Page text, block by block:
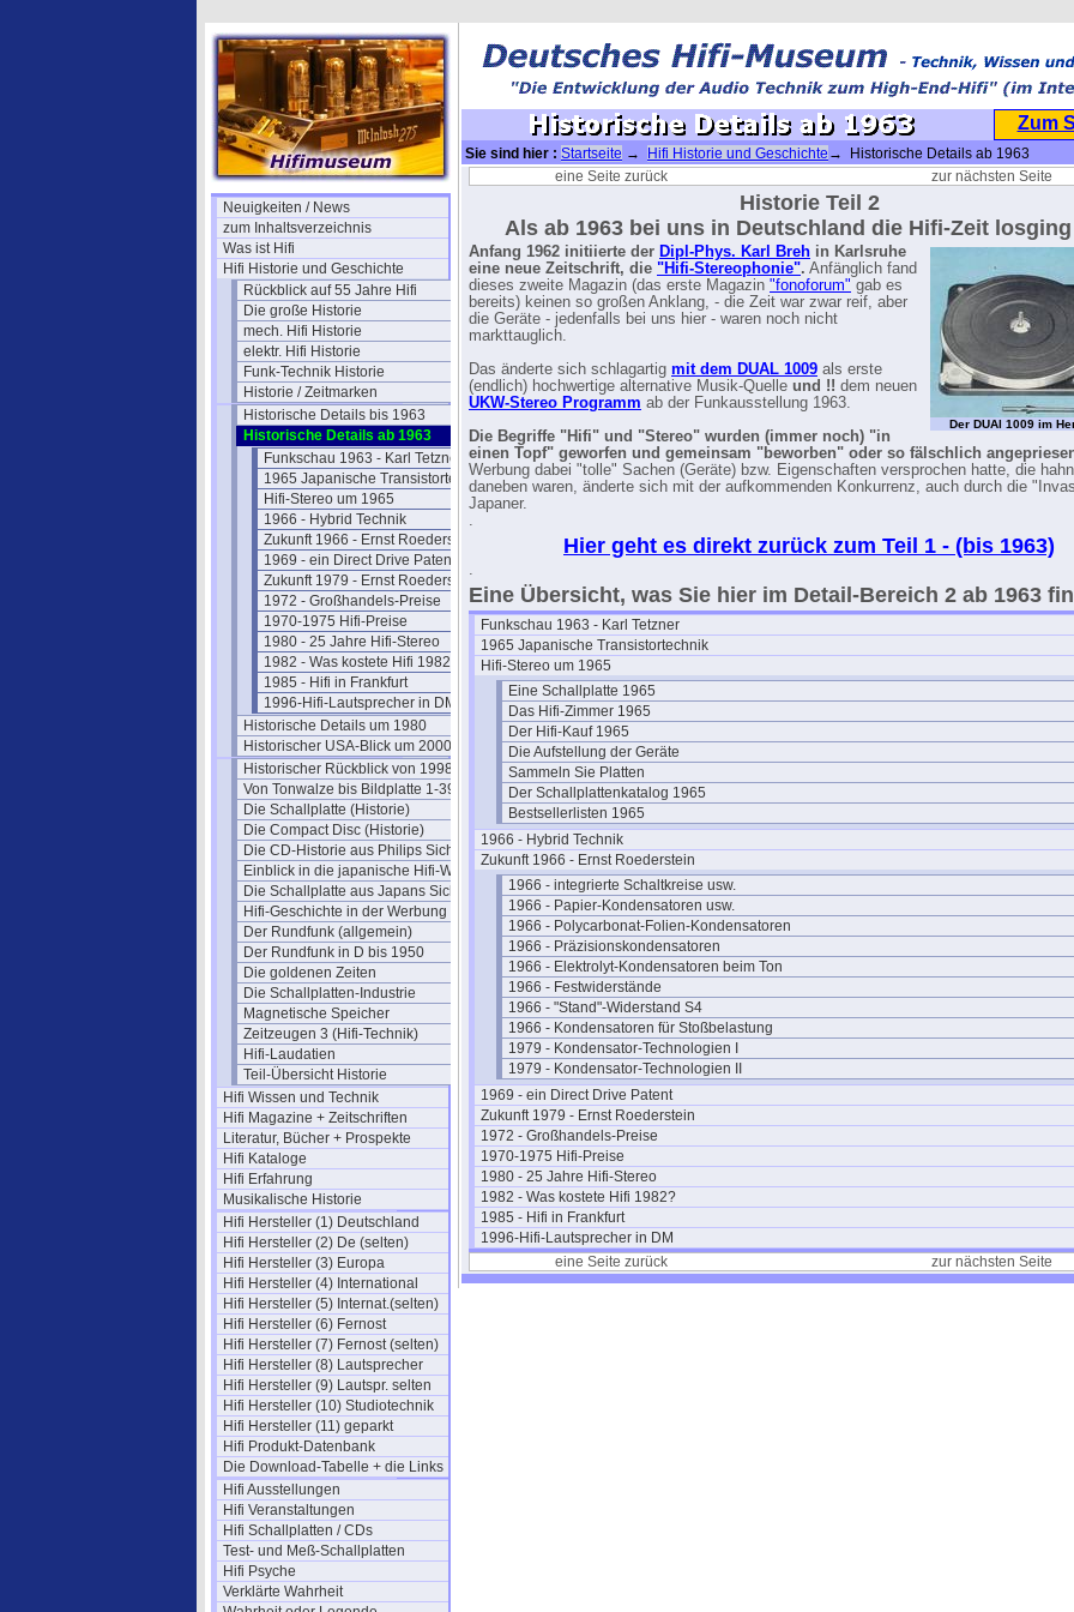
Neuigkeiten / News
zum Inhaltsverzeichnis
Was ist Hifi
Hifi Historie und Geschichte
Rückblick auf 55 Jahre Hifi
Die große Historie
mech. Hifi Historie
elektr. Hifi Historie
Funk-Technik Historie
Historie / Zeitmarken
Historische Details bis 1963
Historische Details ab 1963
Funkschau 1963 - Karl Tetzner
1965 Japanische Transistortechnik
Hifi-Stereo um 1965
1966 - Hybrid Technik
Zukunft 1966 - Ernst Roederstein
1969 - ein Direct Drive Patent
Zukunft 1979 - Ernst Roederstein
1972 - Großhandels-Preise
1970-1975 Hifi-Preise
1980 - 25 Jahre Hifi-Stereo
1982 - Was kostete Hifi 1982?
1985 - Hifi in Frankfurt
1996-Hifi-Lautsprecher in DM
Historische Details um 1980
Historischer USA-Blick um 2000
Historischer Rückblick von 1998
Von Tonwalze bis Bildplatte 1-39
Die Schallplatte (Historie)
Die Compact Disc (Historie)
Die CD-Historie aus Philips Sicht
Einblick in die japanische Hifi-Welt
Die Schallplatte aus Japans Sicht
Hifi-Geschichte in der Werbung
Der Rundfunk (allgemein)
Der Rundfunk in D bis 1950
Die goldenen Zeiten
Die Schallplatten-Industrie
Magnetische Speicher
Zeitzeugen 3 (Hifi-Technik)
Hifi-Laudatien
Teil-Übersicht Historie
Hifi Wissen und Technik
Hifi Magazine + Zeitschriften
Literatur, Bücher + Prospekte
Hifi Kataloge
Hifi Erfahrung
Musikalische Historie
Hifi Hersteller (1) Deutschland
Hifi Hersteller (2) De (selten)
Hifi Hersteller (3) Europa
Hifi Hersteller (4) International
Hifi Hersteller (5) Internat.(selten)
Hifi Hersteller (6) Fernost
Hifi Hersteller (7) Fernost (selten)
Hifi Hersteller (8) Lautsprecher
Hifi Hersteller (9) Lautspr. selten
Hifi Hersteller (10) Studiotechnik
Hifi Hersteller (11) geparkt
Hifi Produkt-Datenbank
Die Download-Tabelle + die Links
Hifi Ausstellungen
Hifi Veranstaltungen
Hifi Schallplatten / CDs
Test- und Meß-Schallplatten
Hifi Psyche
Verklärte Wahrheit
Zum
Sie sind hier : Startseite → Hifi Historie und Geschichte → Historische Details ab 1963
eine Seite zurück
zur nächsten Seite
Historie Teil 2
Als ab 1963 bei uns in Deutschland die Hifi-Zeit losging
Der DUAl 1009 im
Anfang 1962 initiierte der Dipl-Phys. Karl Breh in Karlsruhe
eine neue Zeitschrift, die "Hifi-Stereophonie". Anfänglich fand
dieses zweite Magazin (das erste Magazin "fonoforum" gab es
bereits) keinen so großen Anklang, - die Zeit war zwar reif, aber
die Geräte - jedenfalls bei uns hier - waren noch nicht
markttauglich.
Das änderte sich schlagartig mit dem DUAL 1009 als erste
(endlich) hochwertige alternative Musik-Quelle und !! dem neuen
UKW-Stereo Programm ab der Funkausstellung 1963.
Die Begriffe "Hifi" und "Stereo" wurden (immer noch) "in
einen Topf" geworfen und gemeinsam "beworben" oder so fälschlich
Werbung dabei "tolle" Sachen (Geräte) bzw. Eigenschaften versprochen hatte, die
daneben waren, änderte sich mit der aufkommenden Konkurrenz, auch durch die
Japaner.
.
Hier geht es direkt zurück zum Teil 1 - (bis 1963)
.
Eine Übersicht, was Sie hier im Detail-Bereich 2 ab 1963
Funkschau 1963 - Karl Tetzner
1965 Japanische Transistortechnik
Hifi-Stereo um 1965
Eine Schallplatte 1965
Das Hifi-Zimmer 1965
Der Hifi-Kauf 1965
Die Aufstellung der Geräte
Sammeln Sie Platten
Der Schallplattenkatalog 1965
Bestsellerlisten 1965
1966 - Hybrid Technik
Zukunft 1966 - Ernst Roederstein
1966 - integrierte Schaltkreise usw.
1966 - Papier-Kondensatoren usw.
1966 - Polycarbonat-Folien-Kondensatoren
1966 - Präzisionskondensatoren
1966 - Elektrolyt-Kondensatoren beim Ton
1966 - Festwiderstände
1966 - "Stand"-Widerstand S4
1966 - Kondensatoren für Stoßbelastung
1979 - Kondensator-Technologien I
1979 - Kondensator-Technologien II
1969 - ein Direct Drive Patent
Zukunft 1979 - Ernst Roederstein
1972 - Großhandels-Preise
1970-1975 Hifi-Preise
1980 - 25 Jahre Hifi-Stereo
1982 - Was kostete Hifi 1982?
1985 - Hifi in Frankfurt
1996-Hifi-Lautsprecher in DM
eine Seite zurück
zur nächsten Seite